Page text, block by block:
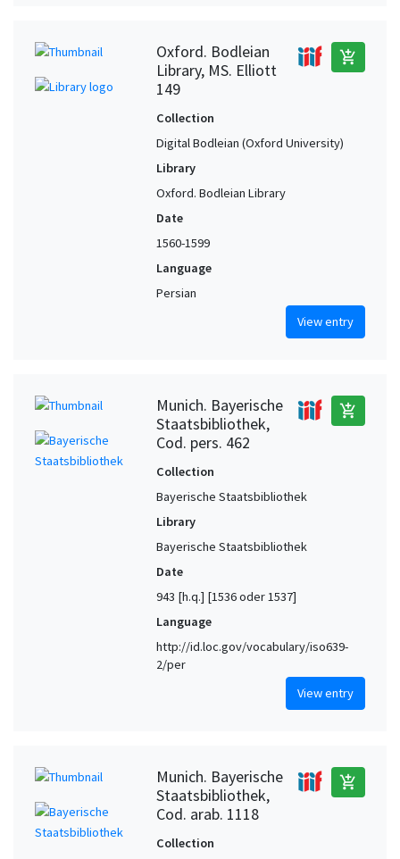
Oxford. Bodleian
Library, MS. Elliott
149
add_shopping_cart
Collection
Digital Bodleian (Oxford University)
Library
Oxford. Bodleian Library
Date
1560-1599
Language
Persian
View entry
Munich. Bayerische
Staatsbibliothek,
Cod. pers. 462
add_shopping_cart
Collection
Bayerische Staatsbibliothek
Library
Bayerische Staatsbibliothek
Date
943 [h.q.] [1536 oder 1537]
Language
http://id.loc.gov/vocabulary/iso639-
2/per
View entry
Munich. Bayerische
Staatsbibliothek,
Cod. arab. 1118
add_shopping_cart
Collection